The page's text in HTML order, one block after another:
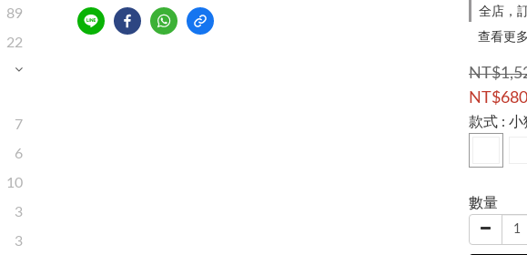
89
22
7
6
10
3
3
全店，
查看更
NT$680
款式 : 小
數量